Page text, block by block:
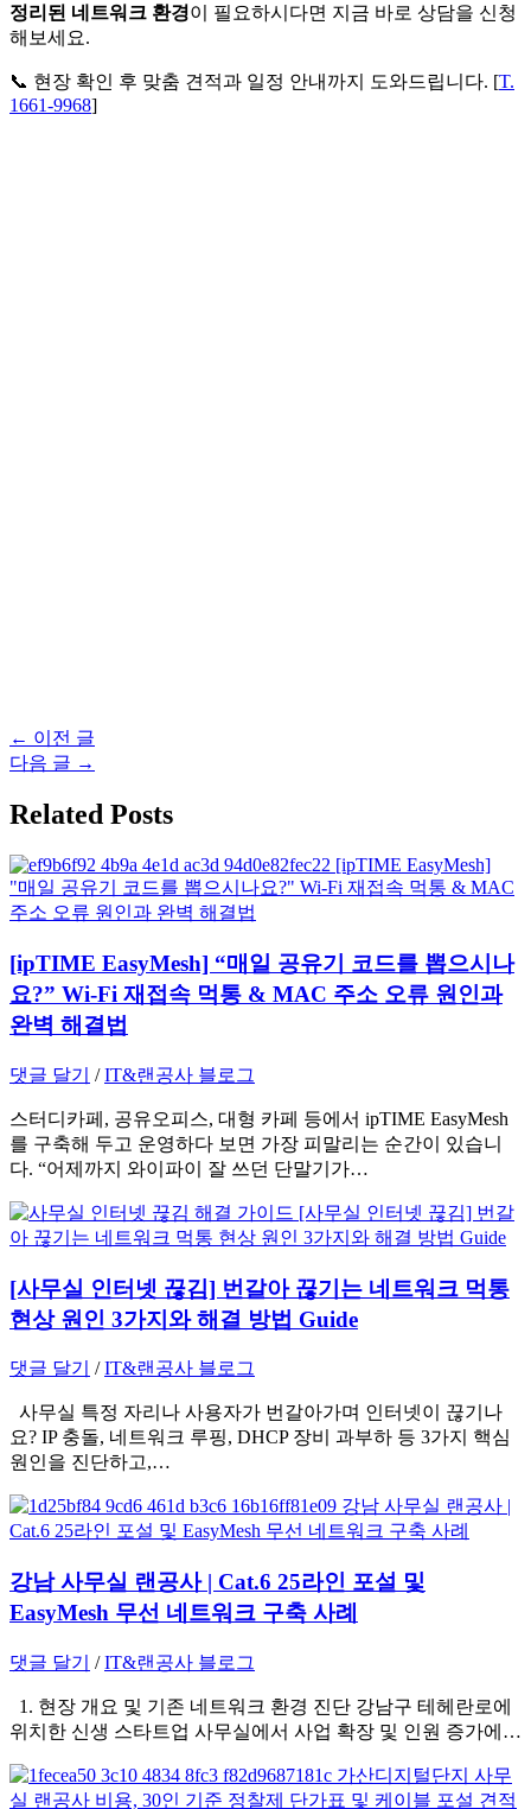
정리된 네트워크 환경이 필요하시다면 지금 바로 상담을 신청
해보세요.
📞 현장 확인 후 맞춤 견적과 일정 안내까지 도와드립니다. [T.
1661-9968]
글
탐
← 이전 글
다음 글 →
Related Posts
[ipTIME EasyMesh] “매일 공유기 코드를 뽑으시나
요?” Wi-Fi 재접속 먹통 & MAC 주소 오류 원인과
완벽 해결법
댓글 달기 /IT&랜공사 블로그
스터디카페, 공유오피스, 대형 카페 등에서 ipTIME EasyMesh
를 구축해 두고 운영하다 보면 가장 피말리는 순간이 있습니
다. “어제까지 와이파이 잘 쓰던 단말기가…
[사무실 인터넷 끊김] 번갈아 끊기는 네트워크 먹통
현상 원인 3가지와 해결 방법 Guide
댓글 달기 /IT&랜공사 블로그
사무실 특정 자리나 사용자가 번갈아가며 인터넷이 끊기나
요? IP 충돌, 네트워크 루핑, DHCP 장비 과부하 등 3가지 핵심
원인을 진단하고,…
강남 사무실 랜공사 | Cat.6 25라인 포설 및
EasyMesh 무선 네트워크 구축 사례
댓글 달기 /IT&랜공사 블로그
1. 현장 개요 및 기존 네트워크 환경 진단 강남구 테헤란로에
위치한 신생 스타트업 사무실에서 사업 확장 및 인원 증가에…